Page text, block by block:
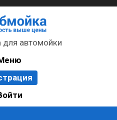
для автомойки